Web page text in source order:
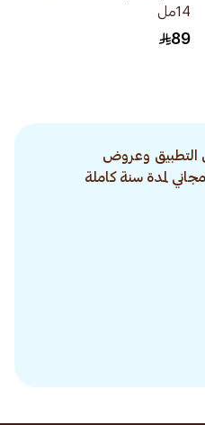
14مل
89
التطبيق وعروض
لمدة سنة كاملة